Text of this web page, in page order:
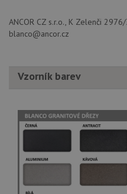
ANCOR CZ s.r.o., K Zelenči
blanco@ancor.cz
Vzorník barev
Funkční soubory
Nezbytně nutné
Soubory cílení
Nezbytně nutné